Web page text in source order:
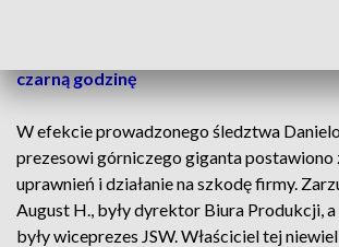
czarną godzinę
W efekcie prowadzonego śledztwa
prezesowi górniczego giganta postawiono
uprawnień i działanie na szkodę firmy.
August H., były dyrektor Biura Produkcji,
były wiceprezes JSW. Właściciel tej